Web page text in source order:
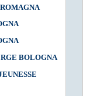
BOLOGNA